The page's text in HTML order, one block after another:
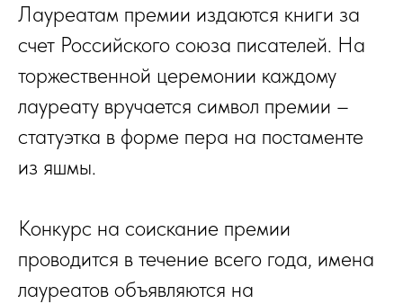
Лауреатам премии издаются книги за
счет Российского союза писателей. На
торжественной церемонии каждому
лауреату вручается символ премии –
статуэтка в форме пера на постаменте
из яшмы.
Конкурс на соискание премии
проводится в течение всего года, имена
лауреатов объявляются на